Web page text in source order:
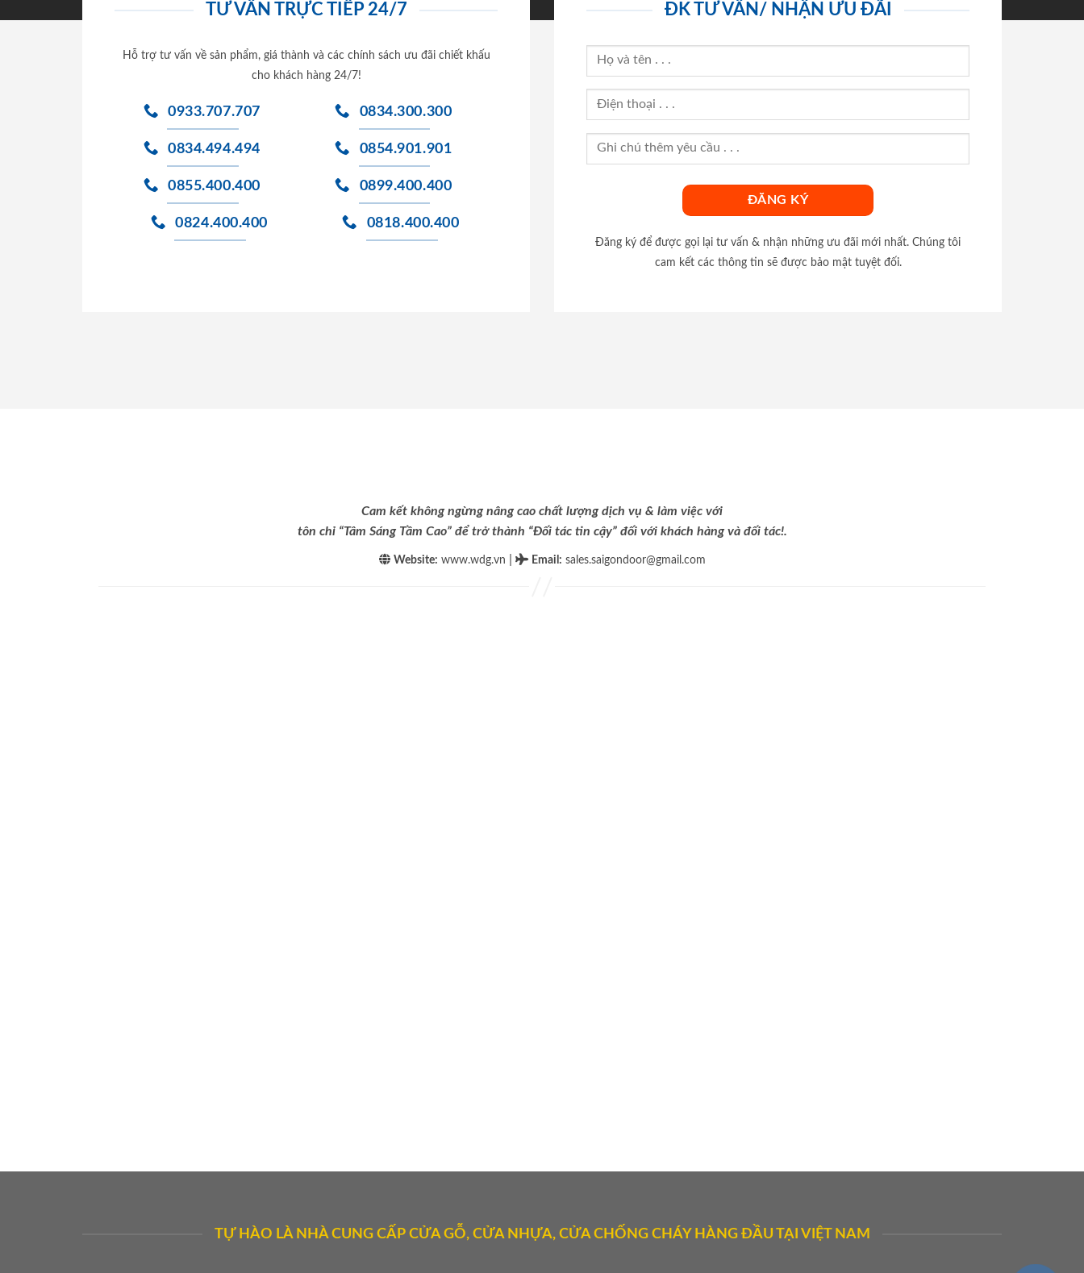
TƯ VẤN TRỰC TIẾP 24/7
Hỗ trợ tư vấn về sản phẩm, giá thành và các chính sách ưu đãi chiết khấu
cho khách hàng 24/7!
0933.707.707
0834.494.494
0855.400.400
0824.400.400
0834.300.300
0854.901.901
0899.400.400
0818.400.400
ĐK TƯ VẤN/ NHẬN ƯU ĐÃI
Đăng ký để được gọi lại tư vấn & nhận những ưu đãi mới nhất. Chúng tôi
cam kết các thông tin sẽ được bảo mật tuyệt đối.
Cam kết không ngừng nâng cao chất lượng dịch vụ & làm việc với
tôn chỉ “Tâm Sáng Tầm Cao” để trở thành “Đối tác tin cậy” đối với khách hàng và đối tác!.
Website: www.wdg.vn Email : sales.saigondoor@gmail.com
TỰ HÀO LÀ NHÀ CUNG CẤP CỬA GỖ, CỬA NHỰA, CỬA CHỐNG CHÁY HÀNG ĐẦU TẠI VIỆT NAM